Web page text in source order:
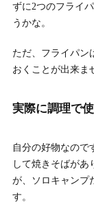
ずに2つのフライ
うかな。
ただ、フライパン
おくことが出来ま
実際に調理で
自分の好物なので
して焼きそばがあ
が、ソロキャンプ
す。